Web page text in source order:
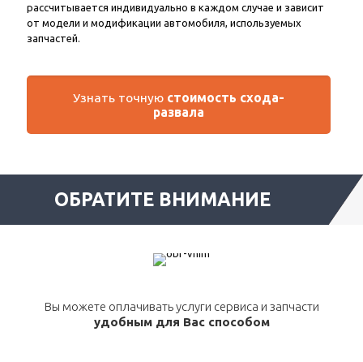
рассчитывается индивидуально в каждом случае и зависит
от модели и модификации автомобиля, используемых
запчастей.
Узнать точную стоимость схода-
развала
ОБРАТИТЕ ВНИМАНИЕ
Вы можете оплачивать услуги сервиса и запчасти
удобным для Вас способом